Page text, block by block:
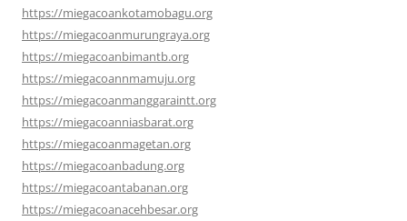
https://miegacoankotamobagu.org
https://miegacoanmurungraya.org
https://miegacoanbimantb.org
https://miegacoannmamuju.org
https://miegacoanmanggaraintt.org
https://miegacoanniasbarat.org
https://miegacoanmagetan.org
https://miegacoanbadung.org
https://miegacoantabanan.org
https://miegacoanacehbesar.org